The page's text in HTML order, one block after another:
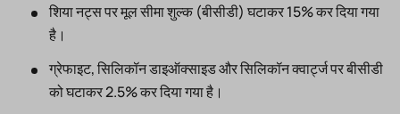
शिया नट्स पर मूल सीमा शुल्क (बीसीडी) घटाकर 15% कर दिया गया
है।
ग्रेफाइट, सिलिकॉन डाइऑक्साइड और सिलिकॉन क्वार्ट्ज पर बीसीडी
को घटाकर 2.5% कर दिया गया है।